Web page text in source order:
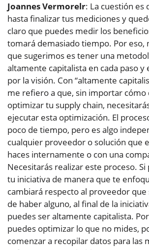
Joannes Vermorelr: La cuestión es
hasta finalizar tus mediciones y
claro que puedes medir los
tomará demasiado tiempo. Por eso,
que sugerimos es tener una
altamente capitalista en cada paso y
por la visión. Con “altamente
me refiero a que, sin importar cómo
optimizar tu supply chain,
ejecutar esta optimización. El
poco de tiempo, pero es algo
cualquier proveedor o solución que
haces internamente o con una
Necesitarás realizar este proceso.
tu iniciativa de manera que te
cambiará respecto al proveedor que
de haber alguno, al final de la
puedes ser altamente capitalista.
puedes optimizar lo que no mides,
comenzar a recopilar datos para las